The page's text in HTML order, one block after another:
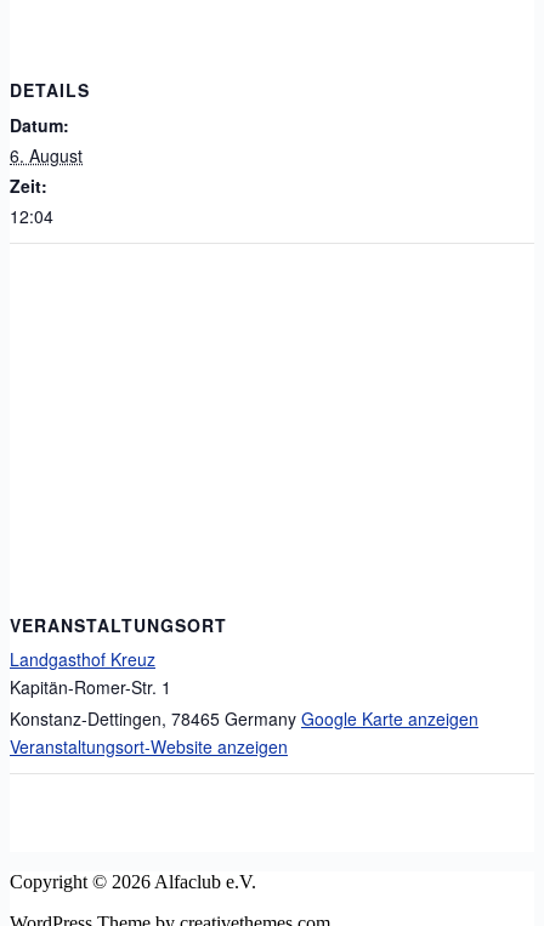
DETAILS
Datum:
6. August
Zeit:
12:04
VERANSTALTUNGSORT
Landgasthof Kreuz
Kapitän-Romer-Str. 1
Konstanz-Dettingen, 78465 Germany Google Karte anzeigen
Veranstaltungsort-Website anzeigen
Copyright © 2026 Alfaclub e.V.